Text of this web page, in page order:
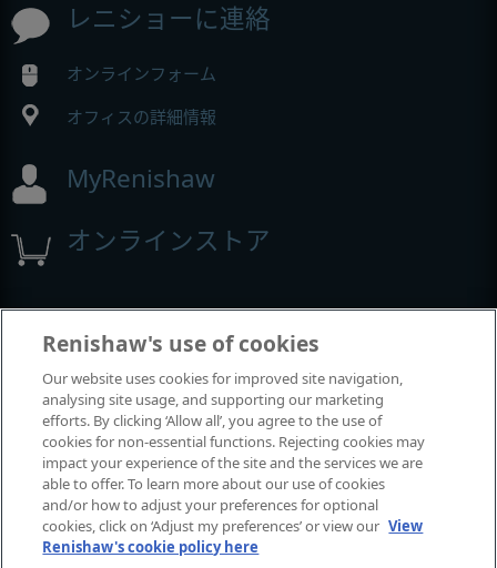
レニショーに連絡
オンラインフォーム
オフィスの詳細情報
MyRenishaw
オンラインストア
展示会とコンファレンス
レニショーの出展イベント
Renishaw's use of cookies
Our website uses cookies for improved site navigation,
analysing site usage, and supporting our marketing
efforts. By clicking ‘Allow all’, you agree to the use of
cookies for non-essential functions. Rejecting cookies may
impact your experience of the site and the services we are
able to offer. To learn more about our use of cookies
and/or how to adjust your preferences for optional
cookies, click on ‘Adjust my preferences’ or view our View
Renishaw's cookie policy here